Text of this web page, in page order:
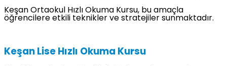
Keşan Ortaokul Hızlı Okuma Kursu, bu amaçla
öğrencilere etkili teknikler ve stratejiler sunmaktadır.
Keşan Lise Hızlı Okuma Kursu